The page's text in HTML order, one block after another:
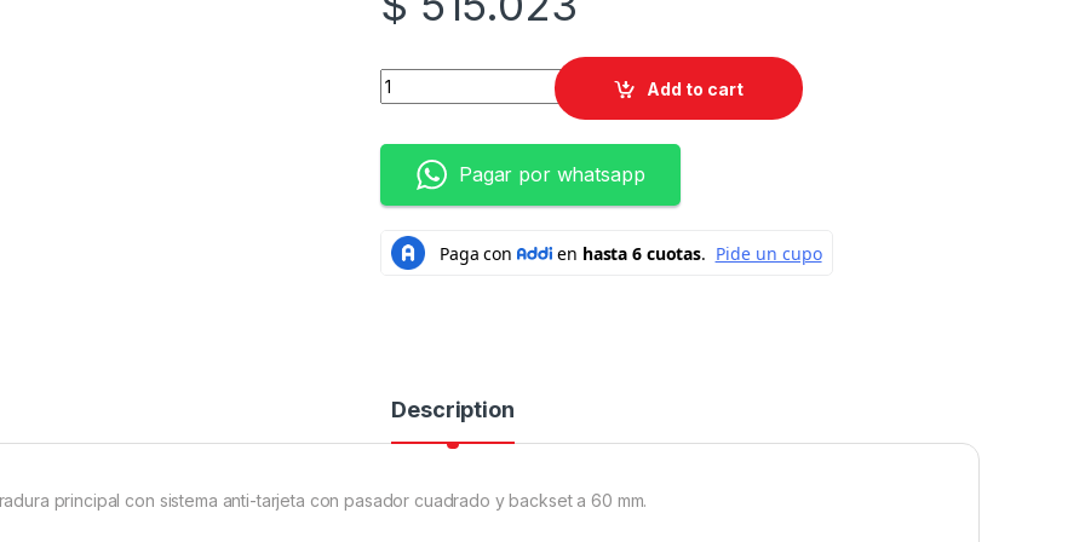
CERRADURA DIGITAL CON MANIJA Ref. IBIZA quantity
Add to cart
Pagar por whatsapp
Description
principal con sistema anti-tarjeta con pasador cuadrado y backset a 60 mm.